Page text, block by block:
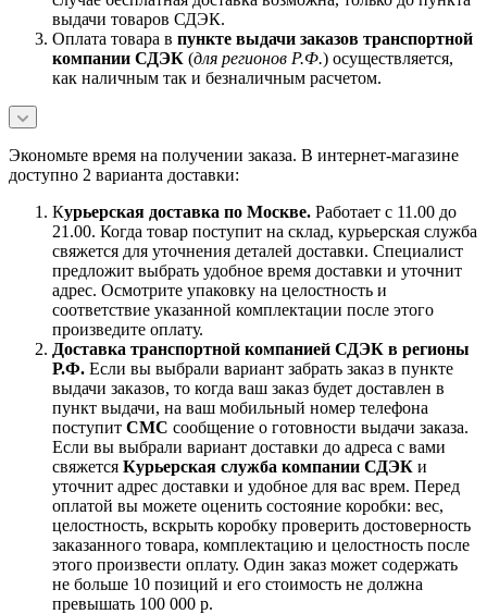
выдачи товаров СДЭК.
Оплата товара в пункте выдачи заказов транспортной
компании СДЭК (для регионов Р.Ф.) осуществляется,
как наличным так и безналичным расчетом.
Экономьте время на получении заказа. В интернет-магазине
доступно 2 варианта доставки:
Курьерская доставка по Москве. Работает с 11.00 до
21.00. Когда товар поступит на склад, курьерская служба
свяжется для уточнения деталей доставки. Специалист
предложит выбрать удобное время доставки и уточнит
адрес. Осмотрите упаковку на целостность и
соответствие указанной комплектации после этого
произведите оплату.
Доставка транспортной компанией СДЭК в регионы
Р.Ф. Если вы выбрали вариант забрать заказ в пункте
выдачи заказов, то когда ваш заказ будет доставлен в
пункт выдачи, на ваш мобильный номер телефона
поступит СМС сообщение о готовности выдачи заказа.
Если вы выбрали вариант доставки до адреса с вами
свяжется Курьерская служба компании СДЭК и
уточнит адрес доставки и удобное для вас врем. Перед
оплатой вы можете оценить состояние коробки: вес,
целостность, вскрыть коробку проверить достоверность
заказанного товара, комплектацию и целостность после
этого произвести оплату. Один заказ может содержать
не больше 10 позиций и его стоимость не должна
превышать 100 000 р.